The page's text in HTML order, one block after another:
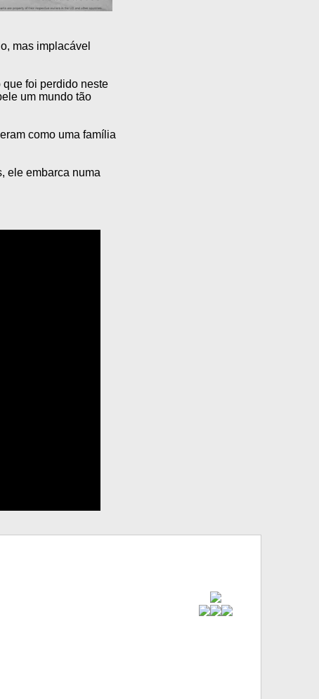
mas implacável
foi perdido neste
um mundo tão
como uma família
ele embarca numa